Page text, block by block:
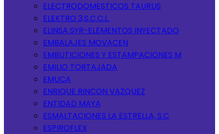
ELECTRODOMESTICOS TAURUS
ELEKTRO 3,S.C.C.L.
ELINSA SYR-ELEMENTOS INYECTADO
EMBALAJES MOVACEN
EMBUTICIONES Y ESTAMPACIONES M
EMILIO TORTAJADA
EMUCA
ENRIQUE RINCON VAZQUEZ
ENTIDAD MAYA
ESMALTACIONES LA ESTRELLA, S.C
ESPIROFLEX